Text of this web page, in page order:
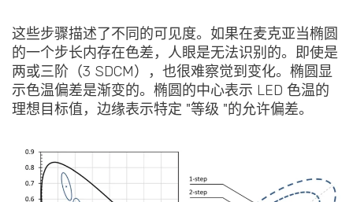
这些步骤描述了不同的可见度。如果在麦克亚当椭圆
的一个步长内存在色差，人眼是无法识别的。即使是
两或三阶（3 SDCM），也很难察觉到变化。椭圆显
示色温偏差是渐变的。椭圆的中心表示 LED 色温的
理想目标值，边缘表示特定 "等级 "的允许偏差。